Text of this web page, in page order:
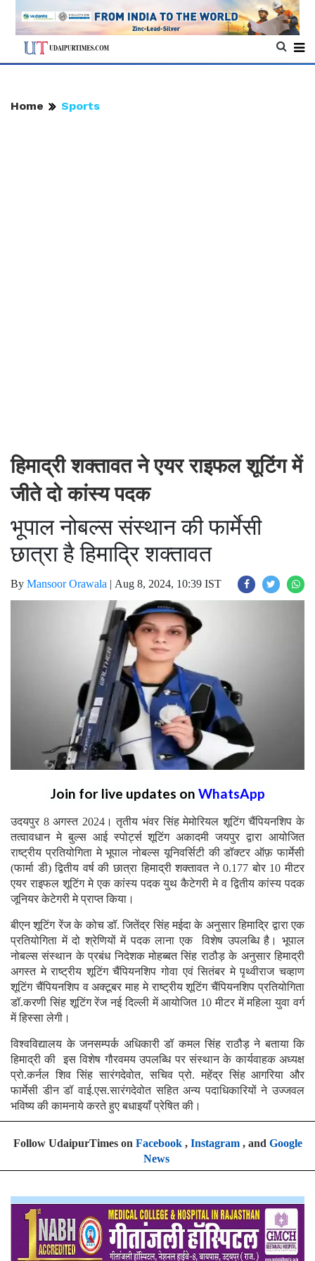
Home Sports
हिमाद्री शक्तावत ने एयर राइफल शूटिंग में
जीते दो कांस्य पदक
भूपाल नोबल्स संस्थान की फार्मेसी
छात्रा है हिमाद्रि शक्तावत
By Mansoor Orawala | Aug 8, 2024, 10:39 IST
Join for live updates on WhatsApp
उदयपुर 8 अगस्त 2024। तृतीय भंवर सिंह मेमोरियल शूटिंग चैंपियनशिप के
तत्वावधान मे बुल्स आई स्पोर्ट्स शूटिंग अकादमी जयपुर द्वारा आयोजित
राष्ट्रीय प्रतियोगिता मे भूपाल नोबल्स यूनिवर्सिटी की डॉक्टर ऑफ़ फार्मेसी
(फार्मा डी) द्वितीय वर्ष की छात्रा हिमाद्री शक्तावत ने 0.177 बोर 10 मीटर
एयर राइफल शूटिंग मे एक कांस्य पदक युथ कैटेगरी मे व द्वितीय कांस्य पदक
जूनियर केटेगरी मे प्राप्त किया।
बीएन शूटिंग रेंज के कोच डॉ. जितेंद्र सिंह मईदा के अनुसार हिमाद्रि द्वारा एक
प्रतियोगिता में दो श्रेणियों में पदक लाना एक विशेष उपलब्धि है। भूपाल
नोबल्स संस्थान के प्रबंध निदेशक मोहब्बत सिंह राठौड़ के अनुसार हिमाद्री
अगस्त मे राष्ट्रीय शूटिंग चैंपियनशिप गोवा एवं सितंबर मे पृथ्वीराज चव्हाण
शूटिंग चैंपियनशिप व अक्टूबर माह मे राष्ट्रीय शूटिंग चैंपियनशिप प्रतियोगिता
डॉ.करणी सिंह शूटिंग रेंज नई दिल्ली में आयोजित 10 मीटर में महिला युवा वर्ग
में हिस्सा लेगी।
विश्वविद्यालय के जनसम्पर्क अधिकारी डॉ कमल सिंह राठौड़ ने बताया कि
हिमाद्री की इस विशेष गौरवमय उपलब्धि पर संस्थान के कार्यवाहक अध्यक्ष
प्रो.कर्नल शिव सिंह सारंगदेवोत, सचिव प्रो. महेंद्र सिंह आगरिया और
फार्मेसी डीन डॉ वाई.एस.सारंगदेवोत सहित अन्य पदाधिकारियों ने उज्जवल
भविष्य की कामनाये करते हुए बधाइयाँ प्रेषित की।
Follow UdaipurTimes on Facebook, Instagram, and Google
News